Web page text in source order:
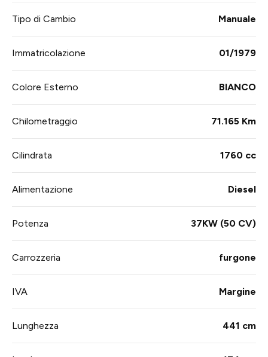
Tipo di Cambio Manuale
Immatricolazione 01/1979
Colore Esterno BIANCO
Chilometraggio 71.165 Km
Cilindrata 1760 cc
Alimentazione Diesel
Potenza 37KW (50 CV)
Carrozzeria furgone
IVA Margine
Lunghezza 441 cm